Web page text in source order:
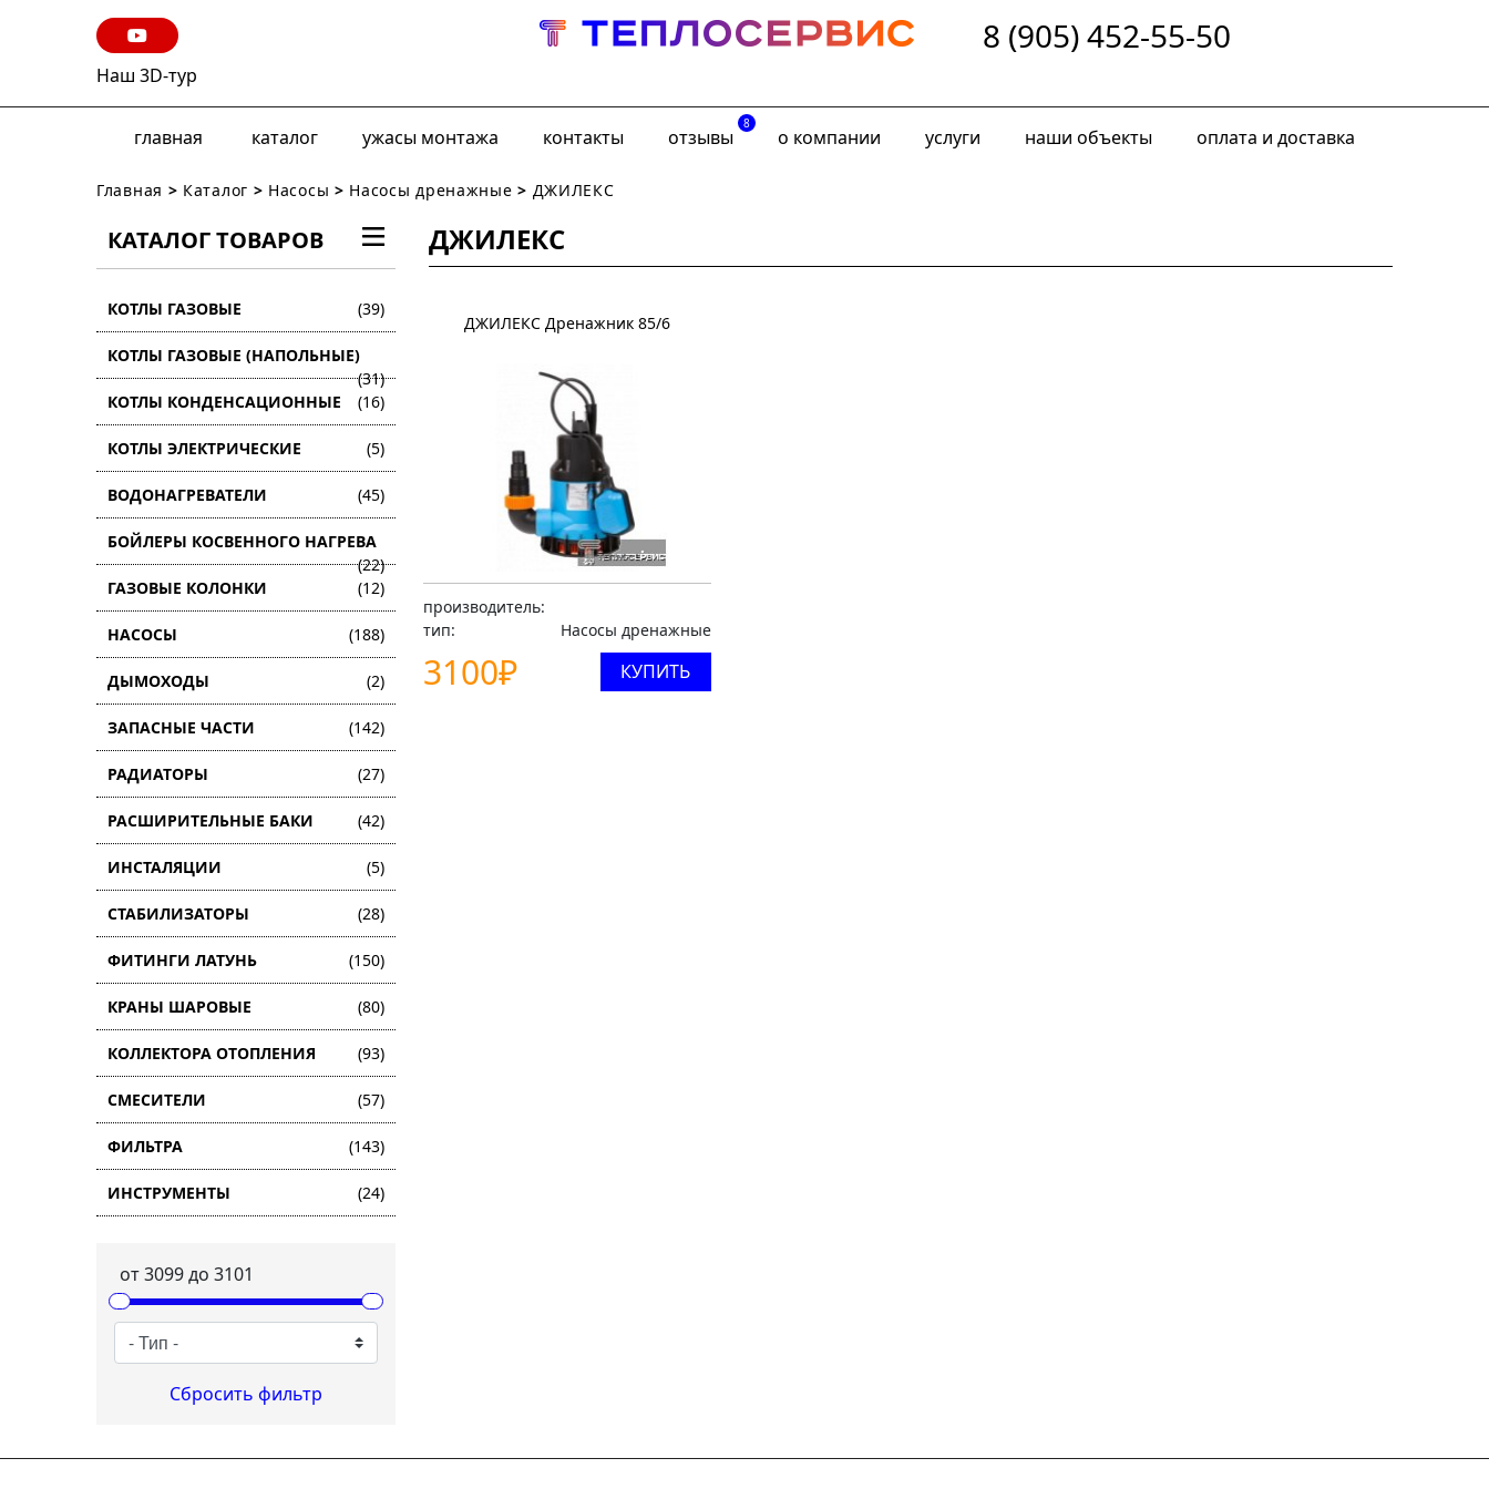
Наш 3D-тур
8 (905) 452-55-50
главная каталог ужасы монтажа контакты отзывы
8
о компании услуги наши объекты оплата и доставка
Главная > Каталог > Насосы > Насосы дренажные > ДЖИЛЕКС
КАТАЛОГ ТОВАРОВ
КОТЛЫ ГАЗОВЫЕ (39)
КОТЛЫ ГАЗОВЫЕ (НАПОЛЬНЫЕ)
(31)
КОТЛЫ КОНДЕНСАЦИОННЫЕ
(16)
КОТЛЫ ЭЛЕКТРИЧЕСКИЕ (5)
ВОДОНАГРЕВАТЕЛИ (45)
БОЙЛЕРЫ КОСВЕННОГО НАГРЕВА
(22)
ГАЗОВЫЕ КОЛОНКИ
(12)
НАСОСЫ (188)
ДЫМОХОДЫ (2)
ЗАПАСНЫЕ ЧАСТИ (142)
РАДИАТОРЫ (27)
РАСШИРИТЕЛЬНЫЕ БАКИ (42)
ИНСТАЛЯЦИИ (5)
СТАБИЛИЗАТОРЫ (28)
ФИТИНГИ ЛАТУНЬ (150)
КРАНЫ ШАРОВЫЕ (80)
КОЛЛЕКТОРА ОТОПЛЕНИЯ (93)
СМЕСИТЕЛИ (57)
ФИЛЬТРА (143)
ИНСТРУМЕНТЫ (24)
от3099до 3101
Сбросить фильтр
ДЖИЛЕКС
ДЖИЛЕКС Дренажник 85/6
производитель:
тип:
Насосы дренажные
3100₽ КУПИТЬ